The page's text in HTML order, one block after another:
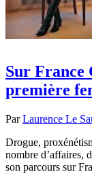
Sur
première
ParLaurence Le
Drogue,
nombre d’affaires,
son parcours sur